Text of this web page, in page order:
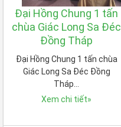
Đại Hồng Chung 1 tấn
chùa Giác Long Sa Đéc
Đồng Tháp
Đại Hồng Chung 1 tấn chùa
Giác Long Sa Đéc Đồng
Tháp…
Xem chi tiết»